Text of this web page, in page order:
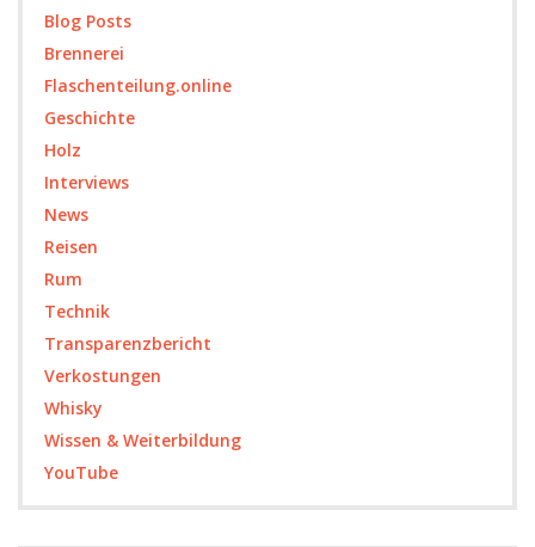
Blog Posts
Brennerei
Flaschenteilung.online
Geschichte
Holz
Interviews
News
Reisen
Rum
Technik
Transparenzbericht
Verkostungen
Whisky
Wissen & Weiterbildung
YouTube